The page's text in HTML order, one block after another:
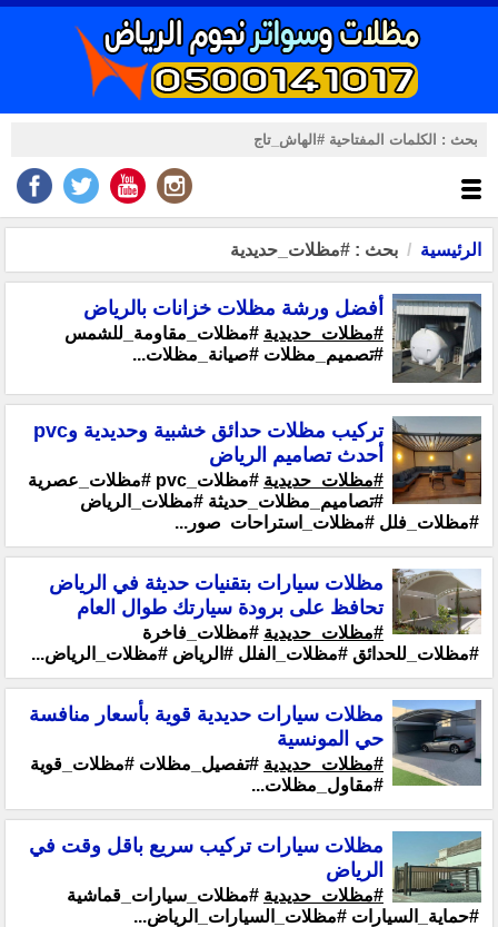
الرئيسية بحث : #مظلات_حديدية
أفضل ورشة مظلات خزانات بالرياض
#مظلات_حديدية #مظلات_مقاومة_للشمس
#تصميم_مظلات #صيانة_مظلات...
تركيب مظلات حدائق خشبية وحديدية وpvc
أحدث تصاميم الرياض
#مظلات_حديدية
#مظلات_pvc #مظلات_عصرية
#تصاميم_مظلات_حديثة #مظلات_الرياض
#مظلات_فلل #مظلات_استراحات صور...
مظلات سيارات بتقنيات حديثة في الرياض
تحافظ على برودة سيارتك طوال العام
#مظلات_حديدية #مظلات_فاخرة
#مظلات_للحدائق #مظلات_الفلل #الرياض #مظلات_الرياض...
مظلات سيارات حديدية قوية بأسعار منافسة
حي المونسية
#مظلات_حديدية #تفصيل_مظلات #مظلات_قوية
#مقاول_مظلات...
مظلات سيارات تركيب سريع باقل وقت في
الرياض
#مظلات_حديدية #مظلات_سيارات_قماشية
#حماية_السيارات #مظلات_السيارات_الرياض...